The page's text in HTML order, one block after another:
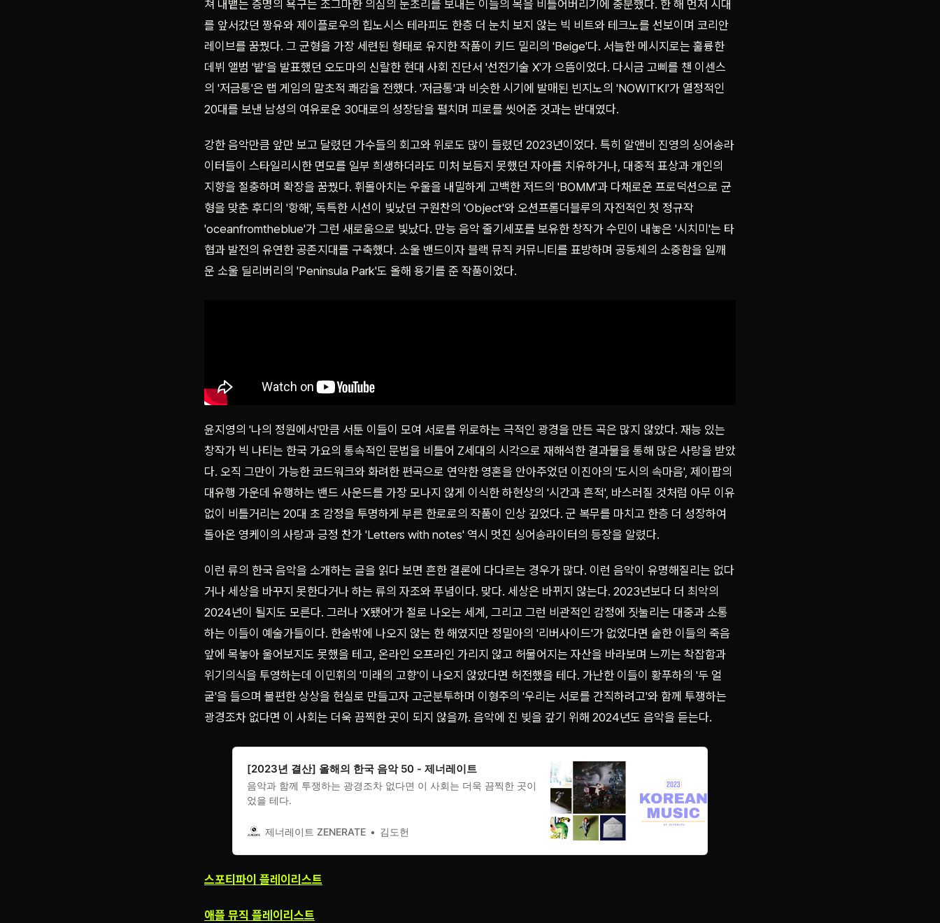
쳐 내뱉는 증명의 욕구는 조그마한 의심의 눈초리를 보내는 이들의 목을 비틀어버리기에 충분했다. 한 해 먼저 시대
를 앞서갔던 짱유와 제이플로우의 힙노시스 테라피도 한층 더 눈치 보지 않는 빅 비트와 테크노를 선보이며 코리안
레이브를 꿈꿨다. 그 균형을 가장 세련된 형태로 유지한 작품이 키드 밀리의 'Beige'다. 서늘한 메시지로는 훌륭한
데뷔 앨범 '밭'을 발표했던 오도마의 신랄한 현대 사회 진단서 '선전기술 X'가 으뜸이었다. 다시금 고삐를 챈 이센스
의 '저금통'은 랩 게임의 말초적 쾌감을 전했다. '저금통'과 비슷한 시기에 발매된 빈지노의 'NOWITKI'가 열정적인
20대를 보낸 남성의 여유로운 30대로의 성장담을 펼치며 피로를 씻어준 것과는 반대였다.
강한 음악만큼 앞만 보고 달렸던 가수들의 회고와 위로도 많이 들렸던 2023년이었다. 특히 알앤비 진영의 싱어송라
이터들이 스타일리시한 면모를 일부 희생하더라도 미처 보듬지 못했던 자아를 치유하거나, 대중적 표상과 개인의
지향을 절충하며 확장을 꿈꿨다. 휘몰아치는 우울을 내밀하게 고백한 저드의 'BOMM'과 다채로운 프로덕션으로 균
형을 맞춘 후디의 '항해', 독특한 시선이 빛났던 구원찬의 'Object'와 오션프롬더블루의 자전적인 첫 정규작
'oceanfromtheblue'가 그런 새로움으로 빛났다. 만능 음악 줄기세포를 보유한 창작가 수민이 내놓은 '시치미'는 타
협과 발전의 유연한 공존지대를 구축했다. 소울 밴드이자 블랙 뮤직 커뮤니티를 표방하며 공동체의 소중함을 일깨
운 소울 딜리버리의 'Peninsula Park'도 올해 용기를 준 작품이었다.
윤지영의 '나의 정원에서'만큼 서툰 이들이 모여 서로를 위로하는 극적인 광경을 만든 곡은 많지 않았다. 재능 있는
창작가 빅 나티는 한국 가요의 통속적인 문법을 비틀어 Z세대의 시각으로 재해석한 결과물을 통해 많은 사랑을 받았
다. 오직 그만이 가능한 코드워크와 화려한 편곡으로 연약한 영혼을 안아주었던 이진아의 '도시의 속마음', 제이팝의
대유행 가운데 유행하는 밴드 사운드를 가장 모나지 않게 이식한 하현상의 '시간과 흔적', 바스러질 것처럼 아무 이유
없이 비틀거리는 20대 초 감정을 투명하게 부른 한로로의 작품이 인상 깊었다. 군 복무를 마치고 한층 더 성장하여
돌아온 영케이의 사랑과 긍정 찬가 'Letters with notes' 역시 멋진 싱어송라이터의 등장을 알렸다.
이런 류의 한국 음악을 소개하는 글을 읽다 보면 흔한 결론에 다다르는 경우가 많다. 이런 음악이 유명해질리는 없다
거나 세상을 바꾸지 못한다거나 하는 류의 자조와 푸념이다. 맞다. 세상은 바뀌지 않는다. 2023년보다 더 최악의
2024년이 될지도 모른다. 그러나 'X됐어'가 절로 나오는 세계, 그리고 그런 비관적인 감정에 짓눌리는 대중과 소통
하는 이들이 예술가들이다. 한숨밖에 나오지 않는 한 해였지만 정밀아의 '리버사이드'가 없었다면 숱한 이들의 죽음
앞에 목놓아 울어보지도 못했을 테고, 온라인 오프라인 가리지 않고 허물어지는 자산을 바라보며 느끼는 착잡함과
위기의식을 투영하는데 이민휘의 '미래의 고향'이 나오지 않았다면 허전했을 테다. 가난한 이들이 황푸하의 '두 얼
굴'을 들으며 불편한 상상을 현실로 만들고자 고군분투하며 이형주의 '우리는 서로를 간직하려고'와 함께 투쟁하는
광경조차 없다면 이 사회는 더욱 끔찍한 곳이 되지 않을까. 음악에 진 빚을 갚기 위해 2024년도 음악을 듣는다.
[2023년 결산] 올해의 한국 음악 50 - 제너레이트
음악과 함께 투쟁하는 광경조차 없다면 이 사회는 더욱 끔찍한 곳이
었을 테다.
제너레이트 ZENERATE 김도헌
스포티파이 플레이리스트
애플 뮤직 플레이리스트